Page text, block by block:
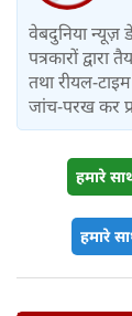
वेबदुनिया न्यूज़
पत्रकारों द्वारा
तथा रीयल-
जांच-परख कर
हमारे
हमारे